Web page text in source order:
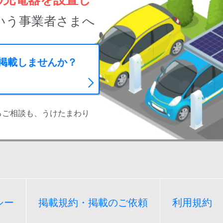
う事業者さまへ
載しませんか？
相談も、うけたまわり
ー 掲載規約・掲載のご依頼 利用規約